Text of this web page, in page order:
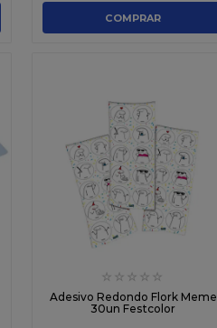
COMPRAR
☆ ☆ ☆ ☆ ☆
Adesivo Redondo Flork Meme
30un Festcolor